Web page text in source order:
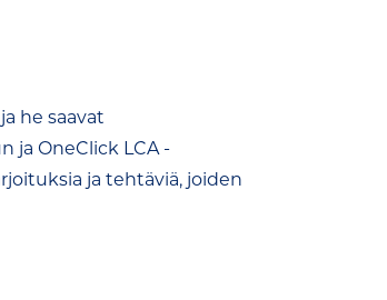
he saavat
ja OneClick LCA -
ja tehtäviä, joiden